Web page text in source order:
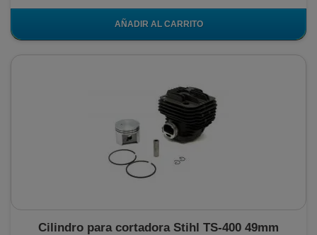
AÑADIR AL CARRITO
Cilindro para cortadora Stihl TS-400 49mm